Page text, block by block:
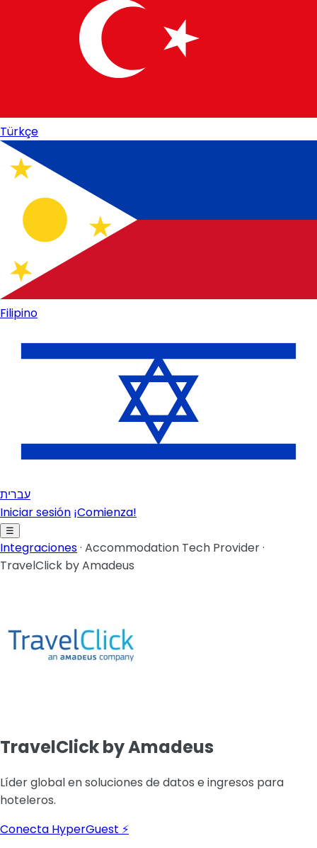
Türkçe
Filipino
עברית
Iniciar sesión ¡Comienza!
☰
Integraciones· Accommodation Tech Provider·
TravelClick by Amadeus
TravelClick by Amadeus
Líder global en soluciones de datos e ingresos para
hoteleros.
Conecta HyperGuest ⚡